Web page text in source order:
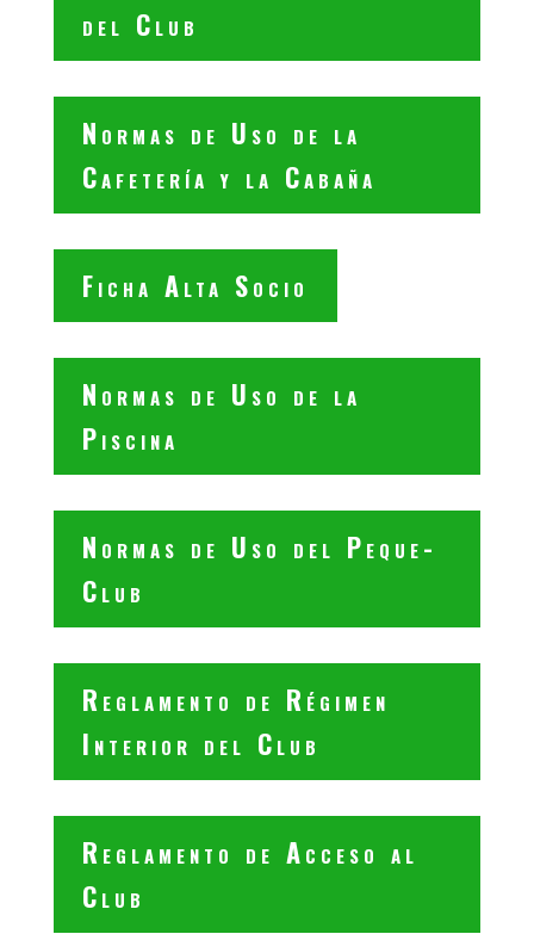
del Club
Normas de Uso de la
Cafetería y la Cabaña
Ficha Alta Socio
Normas de Uso de la
Piscina
Normas de Uso del Peque-
Club
Reglamento de Régimen
Interior del Club
Reglamento de Acceso al
Club